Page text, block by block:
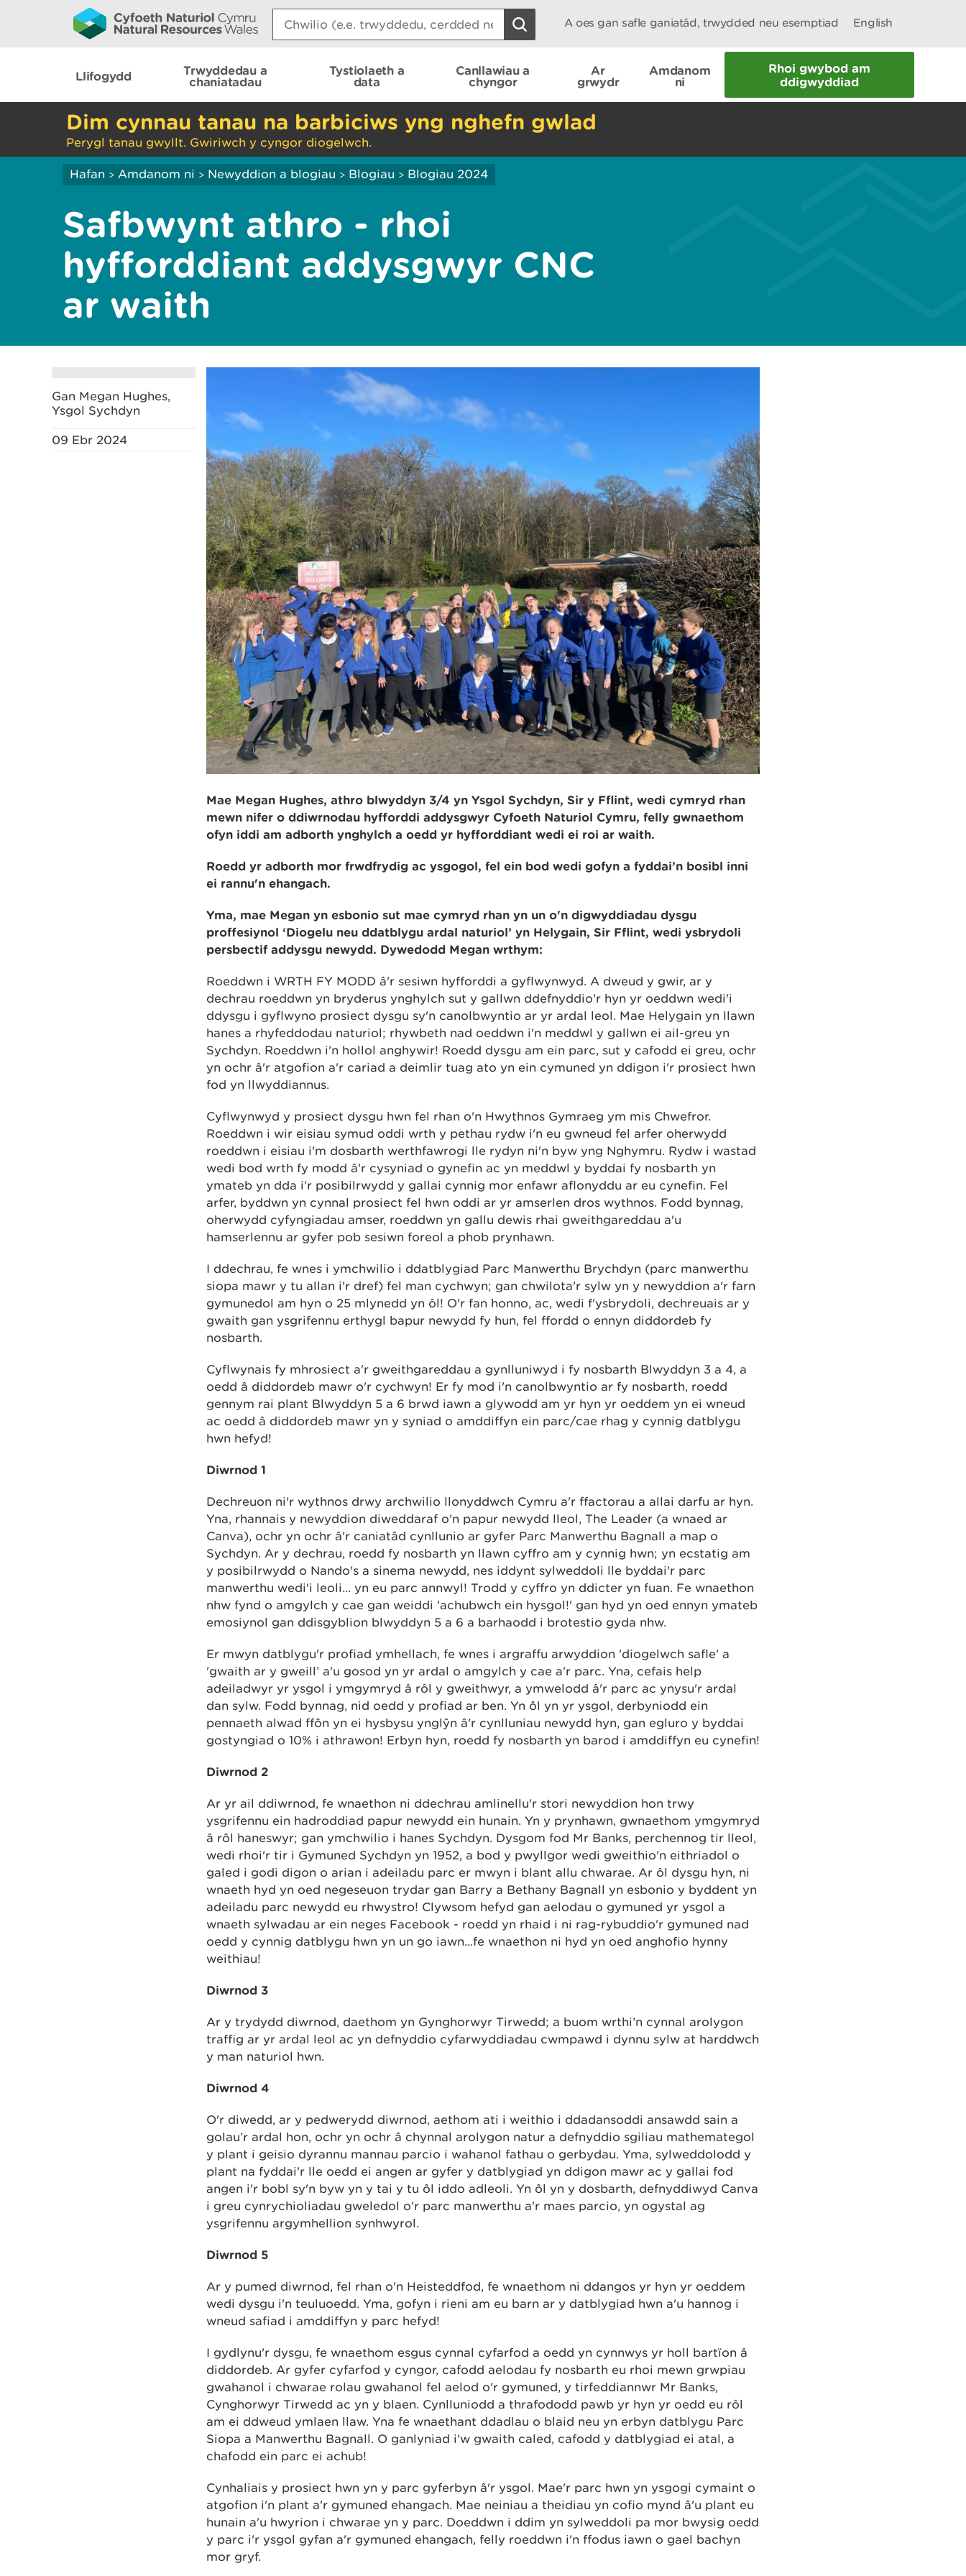
Search:
A oes gan safle ganiatâd, trwydded neu esemptiad English
Llifogydd
Trwyddedau a
chaniatadau
Tystiolaeth a
data
Canllawiau a
chyngor
Ar
grwydr
Amdanom
ni
Rhoi gwybod am
ddigwyddiad
Dim cynnau tanau na barbiciws yng nghefn gwlad
Perygl tanau gwyllt. Gwiriwch y cyngor diogelwch.
Hafan > Amdanom ni > Newyddion a blogiau > Blogiau > Blogiau 2024
Safbwynt athro - rhoi
hyfforddiant addysgwyr CNC
ar waith
Gan Megan Hughes,
Ysgol Sychdyn
09 Ebr 2024
Mae Megan Hughes, athro blwyddyn 3/4 yn Ysgol Sychdyn, Sir y Fflint, wedi cymryd rhan
mewn nifer o ddiwrnodau hyfforddi addysgwyr Cyfoeth Naturiol Cymru, felly gwnaethom
ofyn iddi am adborth ynghylch a oedd yr hyfforddiant wedi ei roi ar waith.
Roedd yr adborth mor frwdfrydig ac ysgogol, fel ein bod wedi gofyn a fyddai’n bosibl inni
ei rannu'n ehangach.
Yma, mae Megan yn esbonio sut mae cymryd rhan yn un o'n digwyddiadau dysgu
proffesiynol ‘Diogelu neu ddatblygu ardal naturiol’ yn Helygain, Sir Fflint, wedi ysbrydoli
persbectif addysgu newydd. Dywedodd Megan wrthym:
Roeddwn i WRTH FY MODD â'r sesiwn hyfforddi a gyflwynwyd. A dweud y gwir, ar y
dechrau roeddwn yn bryderus ynghylch sut y gallwn ddefnyddio'r hyn yr oeddwn wedi'i
ddysgu i gyflwyno prosiect dysgu sy'n canolbwyntio ar yr ardal leol. Mae Helygain yn llawn
hanes a rhyfeddodau naturiol; rhywbeth nad oeddwn i'n meddwl y gallwn ei ail-greu yn
Sychdyn. Roeddwn i'n hollol anghywir! Roedd dysgu am ein parc, sut y cafodd ei greu, ochr
yn ochr â'r atgofion a'r cariad a deimlir tuag ato yn ein cymuned yn ddigon i'r prosiect hwn
fod yn llwyddiannus.
Cyflwynwyd y prosiect dysgu hwn fel rhan o'n Hwythnos Gymraeg ym mis Chwefror.
Roeddwn i wir eisiau symud oddi wrth y pethau rydw i'n eu gwneud fel arfer oherwydd
roeddwn i eisiau i'm dosbarth werthfawrogi lle rydyn ni'n byw yng Nghymru. Rydw i wastad
wedi bod wrth fy modd â'r cysyniad o gynefin ac yn meddwl y byddai fy nosbarth yn
ymateb yn dda i'r posibilrwydd y gallai cynnig mor enfawr aflonyddu ar eu cynefin. Fel
arfer, byddwn yn cynnal prosiect fel hwn oddi ar yr amserlen dros wythnos. Fodd bynnag,
oherwydd cyfyngiadau amser, roeddwn yn gallu dewis rhai gweithgareddau a'u
hamserlennu ar gyfer pob sesiwn foreol a phob prynhawn.
I ddechrau, fe wnes i ymchwilio i ddatblygiad Parc Manwerthu Brychdyn (parc manwerthu
siopa mawr y tu allan i'r dref) fel man cychwyn; gan chwilota'r sylw yn y newyddion a'r farn
gymunedol am hyn o 25 mlynedd yn ôl! O'r fan honno, ac, wedi f'ysbrydoli, dechreuais ar y
gwaith gan ysgrifennu erthygl bapur newydd fy hun, fel ffordd o ennyn diddordeb fy
nosbarth.
Cyflwynais fy mhrosiect a'r gweithgareddau a gynlluniwyd i fy nosbarth Blwyddyn 3 a 4, a
oedd â diddordeb mawr o'r cychwyn! Er fy mod i'n canolbwyntio ar fy nosbarth, roedd
gennym rai plant Blwyddyn 5 a 6 brwd iawn a glywodd am yr hyn yr oeddem yn ei wneud
ac oedd â diddordeb mawr yn y syniad o amddiffyn ein parc/cae rhag y cynnig datblygu
hwn hefyd!
Diwrnod 1
Dechreuon ni'r wythnos drwy archwilio llonyddwch Cymru a'r ffactorau a allai darfu ar hyn.
Yna, rhannais y newyddion diweddaraf o'n papur newydd lleol, The Leader (a wnaed ar
Canva), ochr yn ochr â'r caniatâd cynllunio ar gyfer Parc Manwerthu Bagnall a map o
Sychdyn. Ar y dechrau, roedd fy nosbarth yn llawn cyffro am y cynnig hwn; yn ecstatig am
y posibilrwydd o Nando's a sinema newydd, nes iddynt sylweddoli lle byddai'r parc
manwerthu wedi'i leoli... yn eu parc annwyl! Trodd y cyffro yn ddicter yn fuan. Fe wnaethon
nhw fynd o amgylch y cae gan weiddi 'achubwch ein hysgol!' gan hyd yn oed ennyn ymateb
emosiynol gan ddisgyblion blwyddyn 5 a 6 a barhaodd i brotestio gyda nhw.
Er mwyn datblygu'r profiad ymhellach, fe wnes i argraffu arwyddion 'diogelwch safle' a
'gwaith ar y gweill’ a'u gosod yn yr ardal o amgylch y cae a'r parc. Yna, cefais help
adeiladwyr yr ysgol i ymgymryd â rôl y gweithwyr, a ymwelodd â'r parc ac ynysu'r ardal
dan sylw. Fodd bynnag, nid oedd y profiad ar ben. Yn ôl yn yr ysgol, derbyniodd ein
pennaeth alwad ffôn yn ei hysbysu ynglŷn â'r cynlluniau newydd hyn, gan egluro y byddai
gostyngiad o 10% i athrawon! Erbyn hyn, roedd fy nosbarth yn barod i amddiffyn eu cynefin!
Diwrnod 2
Ar yr ail ddiwrnod, fe wnaethon ni ddechrau amlinellu'r stori newyddion hon trwy
ysgrifennu ein hadroddiad papur newydd ein hunain. Yn y prynhawn, gwnaethom ymgymryd
â rôl haneswyr; gan ymchwilio i hanes Sychdyn. Dysgom fod Mr Banks, perchennog tir lleol,
wedi rhoi'r tir i Gymuned Sychdyn yn 1952, a bod y pwyllgor wedi gweithio'n eithriadol o
galed i godi digon o arian i adeiladu parc er mwyn i blant allu chwarae. Ar ôl dysgu hyn, ni
wnaeth hyd yn oed negeseuon trydar gan Barry a Bethany Bagnall yn esbonio y byddent yn
adeiladu parc newydd eu rhwystro! Clywsom hefyd gan aelodau o gymuned yr ysgol a
wnaeth sylwadau ar ein neges Facebook - roedd yn rhaid i ni rag-rybuddio'r gymuned nad
oedd y cynnig datblygu hwn yn un go iawn...fe wnaethon ni hyd yn oed anghofio hynny
weithiau!
Diwrnod 3
Ar y trydydd diwrnod, daethom yn Gynghorwyr Tirwedd; a buom wrthi’n cynnal arolygon
traffig ar yr ardal leol ac yn defnyddio cyfarwyddiadau cwmpawd i dynnu sylw at harddwch
y man naturiol hwn.
Diwrnod 4
O'r diwedd, ar y pedwerydd diwrnod, aethom ati i weithio i ddadansoddi ansawdd sain a
golau’r ardal hon, ochr yn ochr â chynnal arolygon natur a defnyddio sgiliau mathemategol
y plant i geisio dyrannu mannau parcio i wahanol fathau o gerbydau. Yma, sylweddolodd y
plant na fyddai'r lle oedd ei angen ar gyfer y datblygiad yn ddigon mawr ac y gallai fod
angen i'r bobl sy'n byw yn y tai y tu ôl iddo adleoli. Yn ôl yn y dosbarth, defnyddiwyd Canva
i greu cynrychioliadau gweledol o'r parc manwerthu a'r maes parcio, yn ogystal ag
ysgrifennu argymhellion synhwyrol.
Diwrnod 5
Ar y pumed diwrnod, fel rhan o'n Heisteddfod, fe wnaethom ni ddangos yr hyn yr oeddem
wedi dysgu i'n teuluoedd. Yma, gofyn i rieni am eu barn ar y datblygiad hwn a'u hannog i
wneud safiad i amddiffyn y parc hefyd!
I gydlynu'r dysgu, fe wnaethom esgus cynnal cyfarfod a oedd yn cynnwys yr holl bartïon â
diddordeb. Ar gyfer cyfarfod y cyngor, cafodd aelodau fy nosbarth eu rhoi mewn grwpiau
gwahanol i chwarae rolau gwahanol fel aelod o'r gymuned, y tirfeddiannwr Mr Banks,
Cynghorwyr Tirwedd ac yn y blaen. Cynlluniodd a thrafododd pawb yr hyn yr oedd eu rôl
am ei ddweud ymlaen llaw. Yna fe wnaethant ddadlau o blaid neu yn erbyn datblygu Parc
Siopa a Manwerthu Bagnall. O ganlyniad i'w gwaith caled, cafodd y datblygiad ei atal, a
chafodd ein parc ei achub!
Cynhaliais y prosiect hwn yn y parc gyferbyn â'r ysgol. Mae'r parc hwn yn ysgogi cymaint o
atgofion i'n plant a'r gymuned ehangach. Mae neiniau a theidiau yn cofio mynd â'u plant eu
hunain a'u hwyrion i chwarae yn y parc. Doeddwn i ddim yn sylweddoli pa mor bwysig oedd
y parc i'r ysgol gyfan a'r gymuned ehangach, felly roeddwn i'n ffodus iawn o gael bachyn
mor gryf.